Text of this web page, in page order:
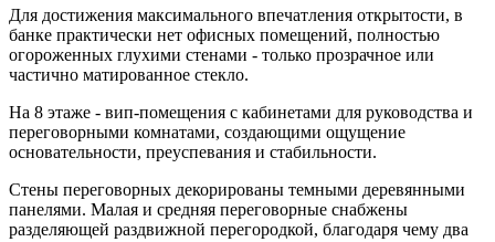
Для достижения максимального впечатления открытости, в
банке практически нет офисных помещений, полностью
огороженных глухими стенами - только прозрачное или
частично матированное стекло.
На 8 этаже - вип-помещения с кабинетами для руководства и
переговорными комнатами, создающими ощущение
основательности, преуспевания и стабильности.
Стены переговорных декорированы темными деревянными
панелями. Малая и средняя переговорные снабжены
разделяющей раздвижной перегородкой, благодаря чему два